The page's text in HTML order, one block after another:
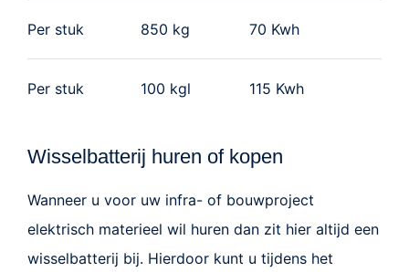
Per stuk 850 kg 70 Kwh
Per stuk 100 kgl 115 Kwh
Wisselbatterij huren of kopen
Wanneer u voor uw infra- of bouwproject
elektrisch materieel wil huren dan zit hier altijd een
wisselbatterij bij. Hierdoor kunt u tijdens het